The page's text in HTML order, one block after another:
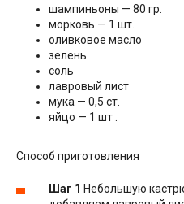
шампиньоны — 80 гр.
морковь — 1 шт.
оливковое масло
зелень
соль
лавровый лист
мука — 0,5 ст.
яйцо — 1 шт .
Способ приготовления
Шаг 1 Небольшую